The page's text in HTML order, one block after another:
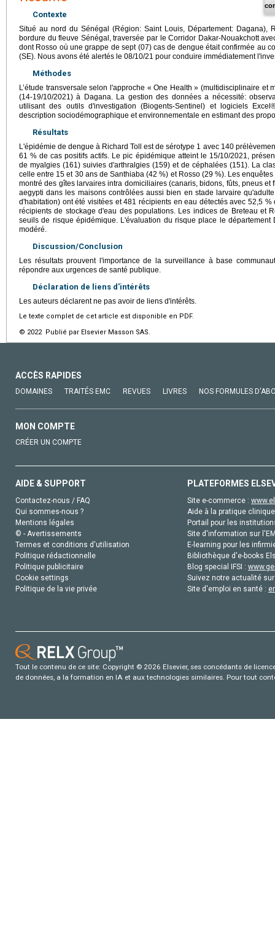
Contexte
Situé au nord du Sénégal (Région: Saint Louis, Département: Dagana),
bordure du fleuve Sénégal, traversée par le Corridor Dakar-Nouakchott
dont Rosso où une grappe de sept (07) cas de dengue était confirmée au
(SE). Nous avons été alertés le 08/10/21 pour conduire immédiatement
Méthodes
L’étude transversale selon l'approche « One Health » (multidisciplinaire et
(14-19/10/2021) à Dagana. La gestion des données a nécessité:
utilisant des outils d'investigation (Biogents-Sentinel) et logiciels
description sociodémographique et environnementale en estimant des
Résultats
L'épidémie de dengue à Richard Toll est de sérotype 1 avec 140
61 % de cas positifs actifs. Le pic épidémique atteint le 15/10/2021,
de myalgies (161) suivies d'arthralgies (159) et de céphalées (151). La
celle entre 15 et 30 ans de Santhiaba (42 %) et Rosso (29 %). Les
montré des gîtes larvaires intra domiciliaires (canaris, bidons, fûts, pneus
aegypti dans les maisons contrôlées aussi bien en stade larvaire
d'habitation) ont été visitées et 481 récipients en eau détectés avec 52,5
récipients de stockage d'eau des populations. Les indices de Breteau et
seuils de risque épidémique. L'évaluation du risque place le
modéré.
Discussion/Conclusion
Les résultats prouvent l'importance de la surveillance à base
répondre aux urgences de santé publique.
Déclaration de liens d'intérêts
Les auteurs déclarent ne pas avoir de liens d'intérêts.
Le texte complet de cet article est disponible en PDF.
© 2022 Publié par Elsevier Masson SAS.
ACCÈS RAPIDES
DOMAINES TRAITÉS EMC REVUES LIVRES NOS FORMULES
MON COMPTE
CRÉER UN COMPTE
AIDE & SUPPORT
Contactez-nous / FAQ
Qui sommes-nous ?
Mentions légales
© - Avertissements
Termes et conditions d'utilisation
Politique rédactionnelle
Politique publicitaire
Cookie settings
Politique de la vie privée
PLATEFORMES
Site e-commerce :
Aide à la pratique
Portail pour les
Site d'information sur
E-learning pour les
Bibliothèque d'e-books
Blog special IFSI :
Suivez notre actualité
Site d'emploi en santé :
Tout le contenu de ce site: Copyright © 2026 Elsevier, ses concédants de
de données, a la formation en IA et aux technologies similaires. Pour tout